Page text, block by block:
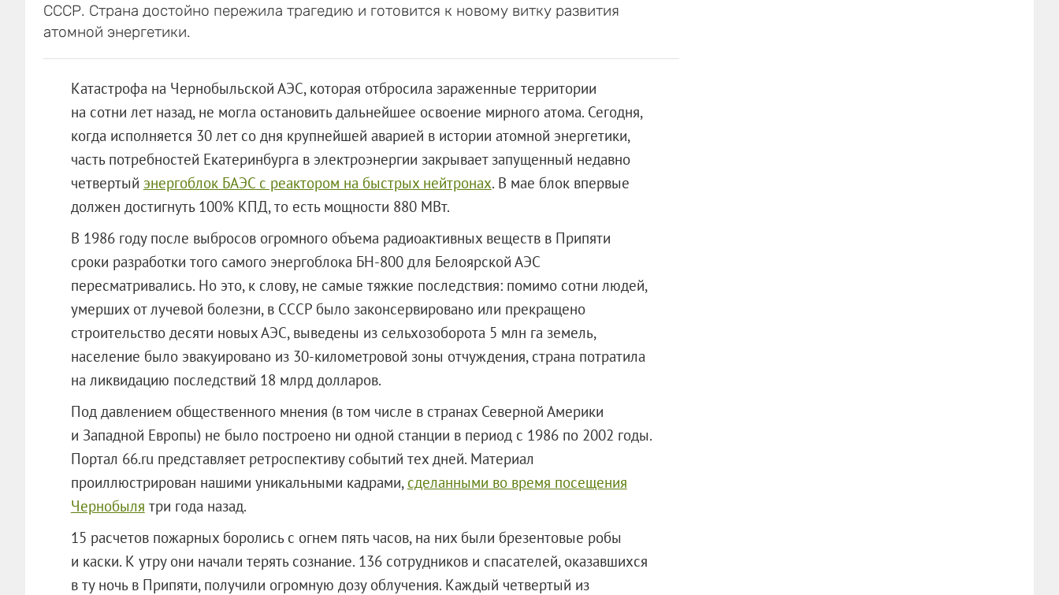
СССР. Страна достойно пережила трагедию и готовится к новому витку развития
атомной энергетики.
Катастрофа на Чернобыльской АЭС, которая отбросила зараженные территории
на сотни лет назад, не могла остановить дальнейшее освоение мирного атома. Сегодня,
когда исполняется 30 лет со дня крупнейшей аварией в истории атомной энергетики,
часть потребностей Екатеринбурга в электроэнергии закрывает запущенный недавно
четвертый энергоблок БАЭС с реактором на быстрых нейтронах. В мае блок впервые
должен достигнуть 100% КПД, то есть мощности 880 МВт.
В 1986 году после выбросов огромного объема радиоактивных веществ в Припяти
сроки разработки того самого энергоблока БН-800 для Белоярской АЭС
пересматривались. Но это, к слову, не самые тяжкие последствия: помимо сотни людей,
умерших от лучевой болезни, в СССР было законсервировано или прекращено
строительство десяти новых АЭС, выведены из сельхозоборота 5 млн га земель,
население было эвакуировано из 30-километровой зоны отчуждения, страна потратила
на ликвидацию последствий 18 млрд долларов.
Под давлением общественного мнения (в том числе в странах Северной Америки
и Западной Европы) не было построено ни одной станции в период с 1986 по 2002 годы.
Портал 66.ru представляет ретроспективу событий тех дней. Материал
проиллюстрирован нашими уникальными кадрами, сделанными во время посещения
Чернобыля три года назад.
15 расчетов пожарных боролись с огнем пять часов, на них были брезентовые робы
и каски. К утру они начали терять сознание. 136 сотрудников и спасателей, оказавшихся
в ту ночь в Припяти, получили огромную дозу облучения. Каждый четвертый из